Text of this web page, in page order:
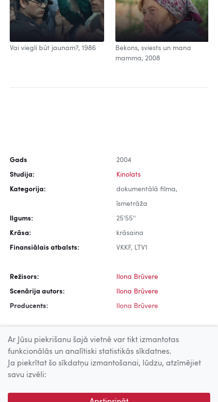
Vai viegli būt jaunam?, 1986
Bekons, sviests un mana
mamma, 2008
Gads 2004
Studija: Kinolats
Kategorija: dokumentālā filma,
īsmetrāža
Ilgums: 25'55''
Krāsa: krāsaina
Finansiālais atbalsts: VKKF, LTV1
Režisors: Ilona Brūvere
Scenārija autors: Ilona Brūvere
Producents: Ilona Brūvere
Uz augšu
© 2026 Nacionālais Kino centrs, Kultūras informācijas sistēmu
Ar Jūsu piekrišanu šajā vietnē var tikt izmantotas
funkcionālās un analītiski statistikās sīkdatnes.
Ja piekrītat šo sīkdatņu izmantošanai, lūdzu, atzīmējiet
savu izvēli: